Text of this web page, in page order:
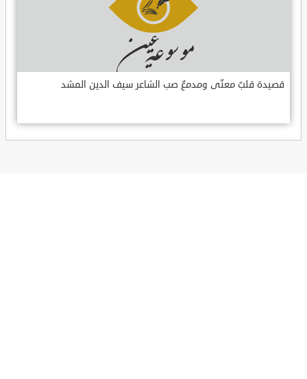
قصيدة قلبٌ معنّى ومدمعٌ صب الشاعر سيف الدين المشد